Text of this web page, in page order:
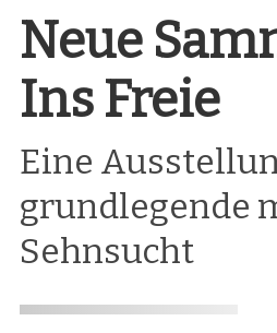
Neue
Ins Freie
Eine
grundlegende
Sehnsucht